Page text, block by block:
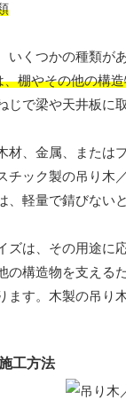
いくつかの種類が
棚やその他の構
じで梁や天井板に
材、金属、または
チック製の吊り木
、軽量で錆びない
ズは、その用途に
の構造物を支える
ます。木製の吊り
工方法